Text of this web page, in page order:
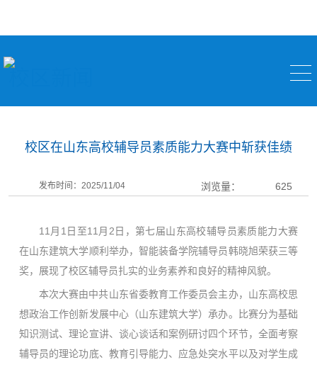
校区在山东高校辅导员素质能力大赛中斩获佳绩
发布时间：2025/11/04 浏览量： 625
11月1日至11月2日，第七届山东高校辅导员素质能力大赛
在山东建筑大学顺利举办，智能装备学院辅导员韩晓旭荣获三等
奖，展现了校区辅导员扎实的业务素养和良好的精神风貌。
本次大赛由中共山东省委教育工作委员会主办，山东高校思
想政治工作创新发展中心（山东建筑大学）承办。比赛分为基础
知识测试、理论宣讲、谈心谈话和案例研讨四个环节，全面考察
辅导员的理论功底、教育引导能力、应急处突水平以及对学生成